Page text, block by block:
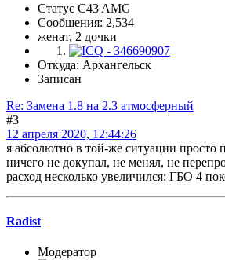
Статус C43 AMG
Сообщения: 2,534
женат, 2 дочки
Откуда: Архангельск
Записан
Re: Замена 1.8 на 2.3 атмосферный
#3
12 апреля 2020, 12:44:26
я абсолютно в той-же ситуации просто
ничего не докупал, не менял, не
расход несколько увеличился: ГБО 4
Radist
Модератор